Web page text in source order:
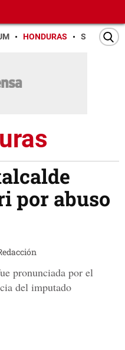
HONDURAS SAN PEDRO
por abuso
pronunciada por el
del imputado